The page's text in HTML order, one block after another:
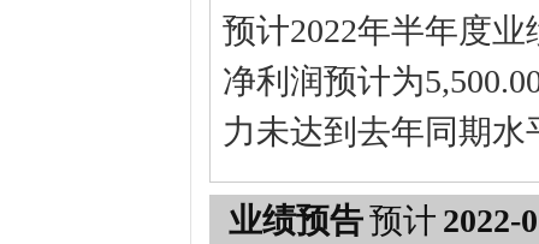
预计2022年半年度
净利润预计为
力未达到去年同期水
业绩预告预计 2022-